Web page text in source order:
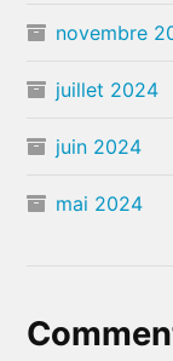
novembre
juillet 2024
juin 2024
mai 2024